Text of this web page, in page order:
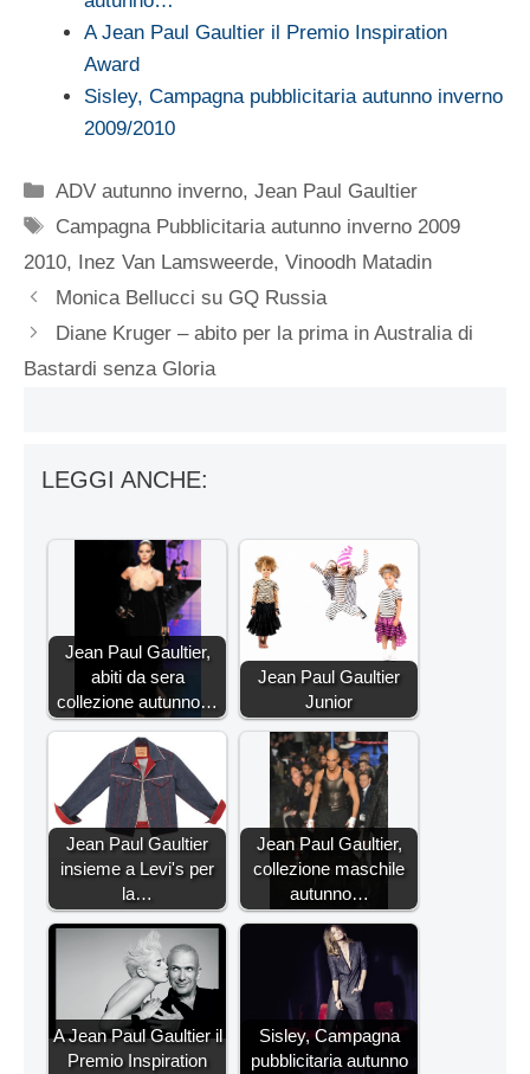
A Jean Paul Gaultier il Premio Inspiration
Award
Sisley, Campagna pubblicitaria autunno inverno
2009/2010
Categorie
ADV autunno inverno,Jean Paul Gaultier
Tag
Campagna Pubblicitaria autunno inverno 2009
2010, Inez Van Lamsweerde, Vinoodh Matadin
Monica Bellucci su GQ Russia
Diane Kruger – abito per la prima in Australia di
Bastardi senza Gloria
LEGGI ANCHE:
Jean Paul Gaultier,
abiti da sera
collezione autunno…
Jean Paul Gaultier
Junior
Jean Paul Gaultier
insieme a Levi's per
la…
Jean Paul Gaultier,
collezione maschile
autunno…
A Jean Paul Gaultier il
Premio Inspiration
Sisley, Campagna
pubblicitaria autunno